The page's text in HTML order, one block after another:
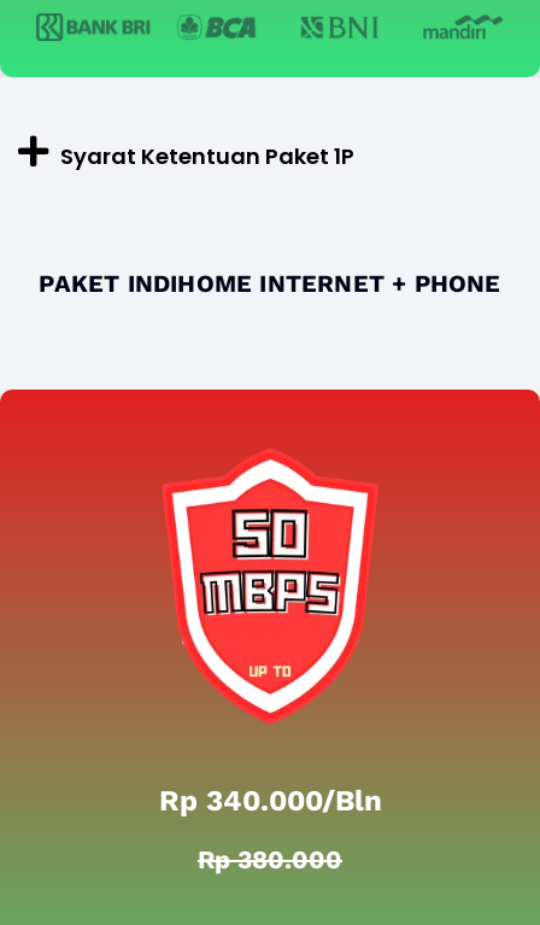
Syarat Ketentuan Paket 1P
PAKET INDIHOME INTERNET + PHONE
Rp 340.000/bln
Rp 380.000